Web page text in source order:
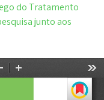
do Tratamento
junto aos